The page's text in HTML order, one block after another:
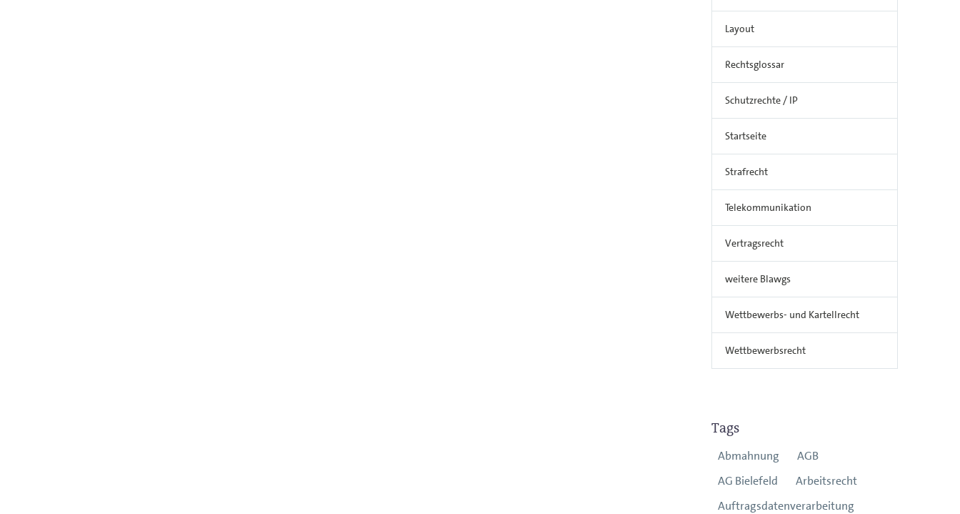
Layout
Rechtsglossar
Schutzrechte / IP
Startseite
Strafrecht
Telekommunikation
Vertragsrecht
weitere Blawgs
Wettbewerbs- und Kartellrecht
Wettbewerbsrecht
Tags
Abmahnung
AGB
AG Bielefeld
Arbeitsrecht
Auftragsdatenverarbeitung